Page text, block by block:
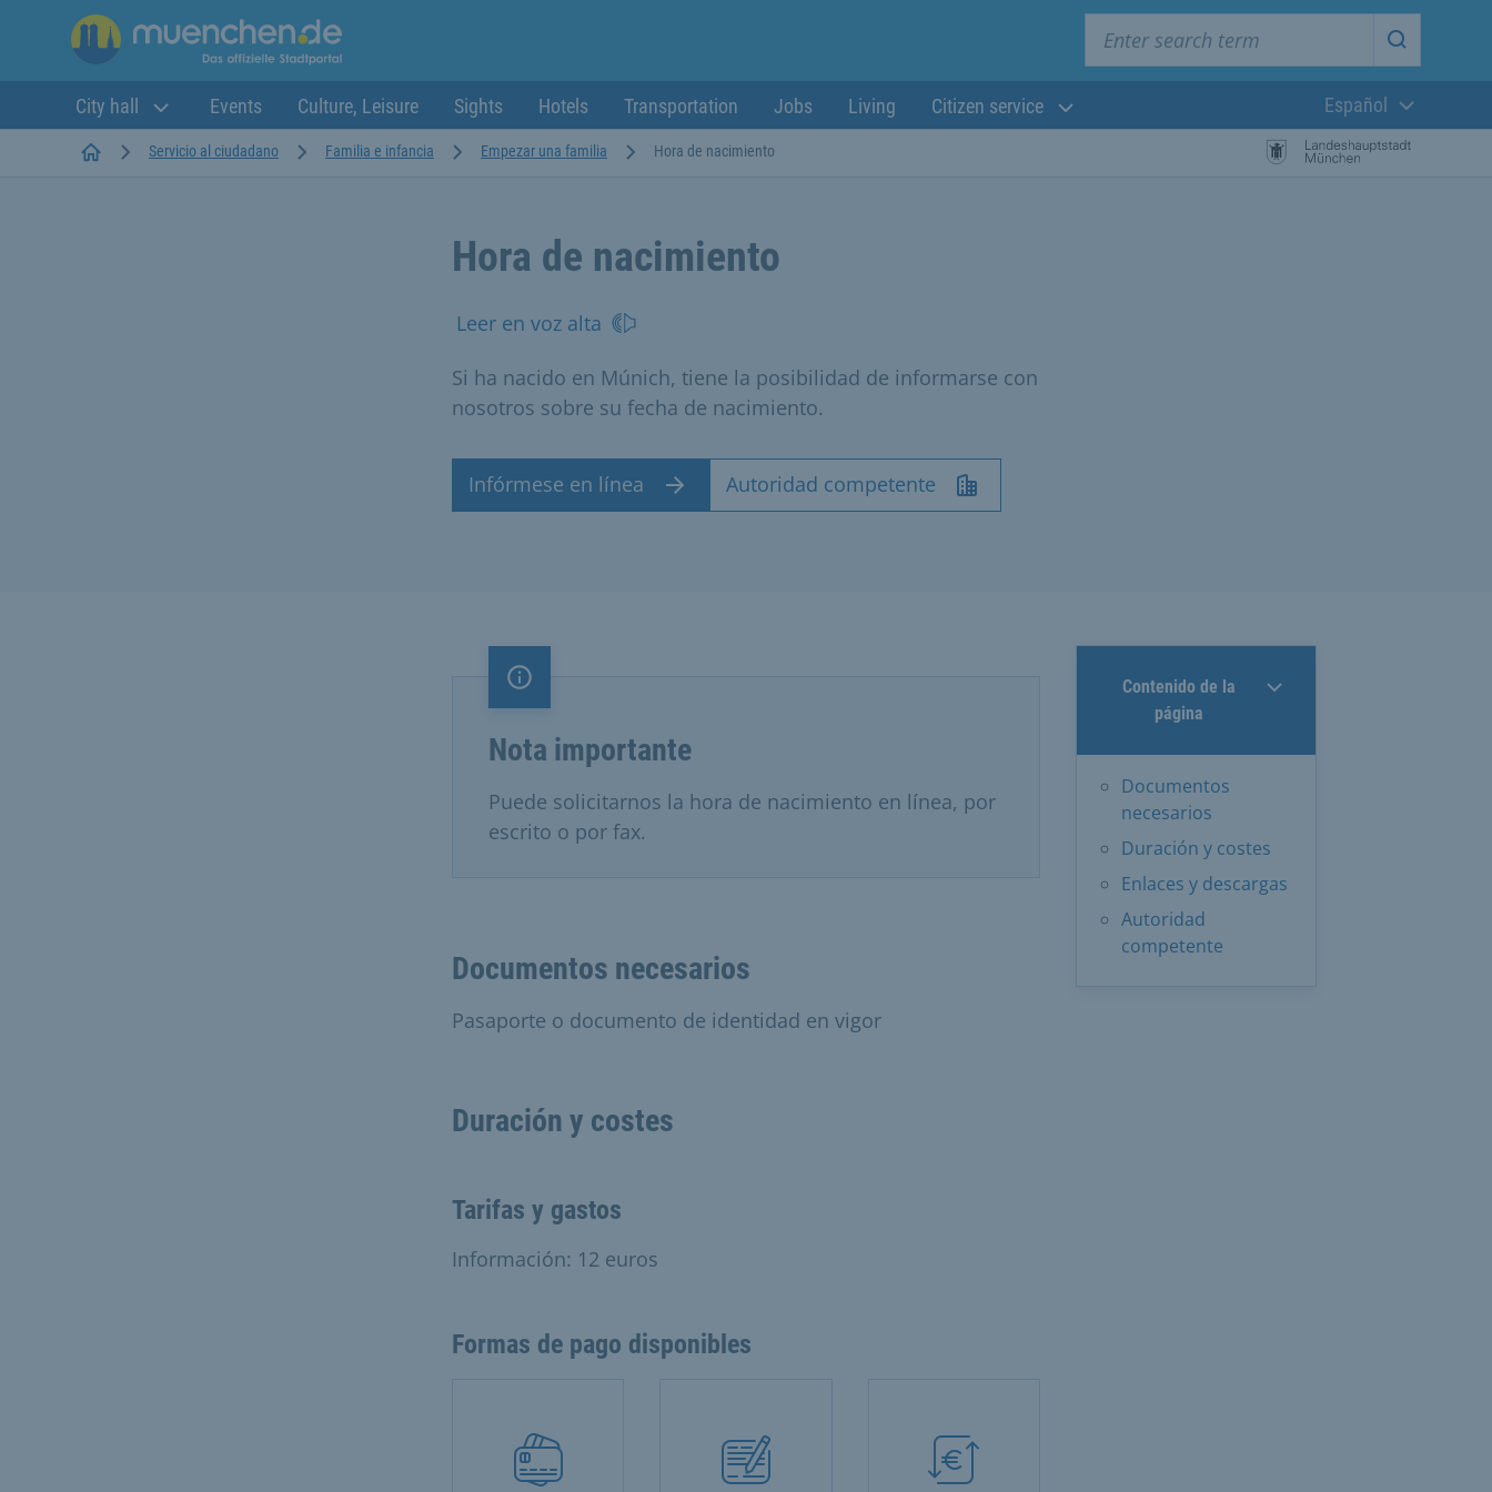
Start
City hall Events Culture, Leisure Sights Hotels Transportation Jobs Living Citizen service
Lengua actual:
Español
StartseiteServicio al ciudadano Familia e infancia Empezar una familia Hora de nacimiento
Hora de nacimiento
Leer en voz alta
Si ha nacido en Múnich, tiene la posibilidad de informarse con
nosotros sobre su fecha de nacimiento.
Infórmese en línea Autoridad competente
Contenido de la
página
Documentos
necesarios
Duración y costes
Enlaces y descargas
Autoridad
competente
Nota importante
Nota importante
Puede solicitarnos la hora de nacimiento en línea, por
escrito o por fax.
Documentos necesarios
Pasaporte o documento de identidad en vigor
Duración y costes
Tarifas y gastos
Información: 12 euros
Formas de pago disponibles